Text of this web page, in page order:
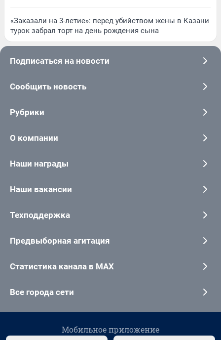
«Заказали на 3-летие»: перед убийством жены в Казани
турок забрал торт на день рождения сына
Подписаться на новости
Сообщить новость
Рубрики
О компании
Наши награды
Наши вакансии
Техподдержка
Предвыборная агитация
Статистика канала в MAX
Все города сети
Мобильное приложение